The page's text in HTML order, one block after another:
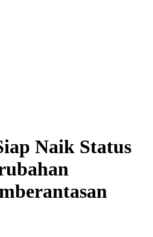
Naik Status